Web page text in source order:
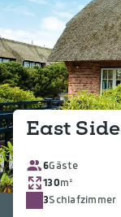
East Side
6Gäste
130m²
3Schlafzimmer